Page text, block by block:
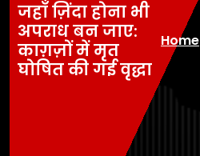
जहाँ ज़िंदा होना भी
अपराध बन जाए:
काग़ज़ों में मृत
घोषित की गई वृद्धा
Home